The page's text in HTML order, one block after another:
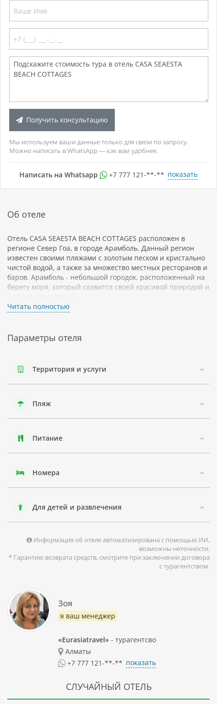
Получить консультацию
Мы используем ваши данные только для связи по запросу.
Можно написать в WhatsApp — как вам удобнее.
Написать на Whatsapp +7 777 121-**-** показать
Об отеле
Отель CASA SEAESTA BEACH COTTAGES расположен в
регионе Север Гоа, в городе Арамболь. Данный регион
известен своими пляжами с золотым песком и кристально
чистой водой, а также за множество местных ресторанов и
баров. Арамболь - небольшой городок, расположенный на
берегу моря, который славится своей красивой природой и
уютной атмосферой.
CASA SEAESTA BEACH COTTAGES - это прекрасный отель,
ярких тонах и оснащены всем необходимым для
купанием в море или загарать на солнце, но и заняться
различными видами активного отдыха, например,
В данном регионе можно обнаружить таких животных как
мангусты, змеи и обезьяны. Есть также красивые птицы и
вкусные. В ресторанах готовят блюда из местных
выбор для тех, кто хочет провести свой отпуск с комфортом
Читать полностью
Параметры отеля
Территория и услуги
Пляж
Питание
Номера
Для детей и развлечения
Информация об отеле автоматизирована с помощью ИИ,
возможны неточности.
* Гарантию возврата средств, смотрите при заключении договора
с турагентством.
Зоя
я ваш менеджер
«Eurasiatravel» - турагентсво
Алматы
+7 777 121-**-** показать
СЛУЧАЙНЫЙ ОТЕЛЬ